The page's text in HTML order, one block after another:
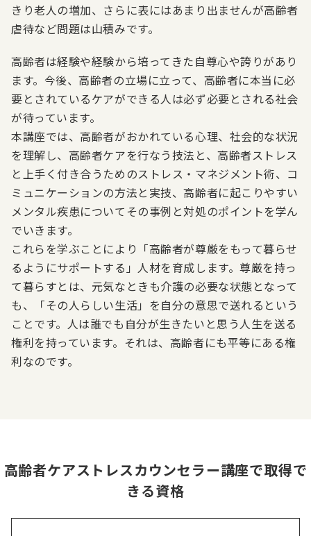
きり老人の増加、さらに表にはあまり出ませんが高齢者
虐待など問題は山積みです。
高齢者は経験や経験から培ってきた自尊心や誇りがあり
ます。今後、高齢者の立場に立って、高齢者に本当に必
要とされているケアができる人は必ず必要とされる社会
が待っています。
本講座では、高齢者がおかれている心理、社会的な状況
を理解し、高齢者ケアを行なう技法と、高齢者ストレス
と上手く付き合うためのストレス・マネジメント術、コ
ミュニケーションの方法と実技、高齢者に起こりやすい
メンタル疾患についてその事例と対処のポイントを学ん
でいきます。
これらを学ぶことにより「高齢者が尊厳をもって暮らせ
るようにサポートする」人材を育成します。尊厳を持っ
て暮らすとは、元気なときも介護の必要な状態となって
も、「その人らしい生活」を自分の意思で送れるという
ことです。人は誰でも自分が生きたいと思う人生を送る
権利を持っています。それは、高齢者にも平等にある権
利なのです。
高齢者ケアストレスカウンセラー講座で取得で
きる資格